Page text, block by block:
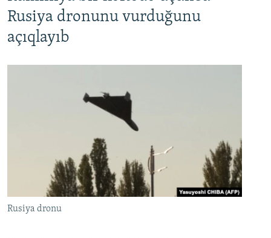
Rusiya dronunu vurduğunu
açıqlayıb
Rusiya dronu